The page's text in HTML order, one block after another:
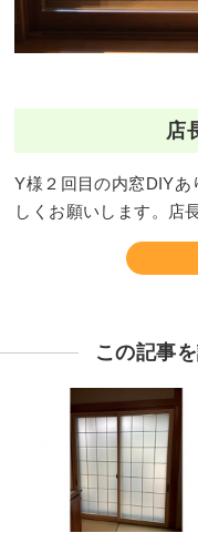
店
Y様２回目の内窓DIYあ
しくお願いします。店
この記事